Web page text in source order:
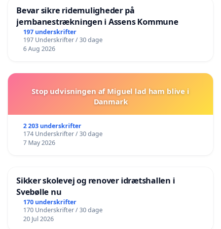
Bevar sikre ridemuligheder på
jernbanestrækningen i Assens Kommune
197 underskrifter
197 Underskrifter / 30 dage
6 Aug 2026
Stop udvisningen af Miguel lad ham blive i
Danmark
2 203 underskrifter
174 Underskrifter / 30 dage
7 May 2026
Sikker skolevej og renover idrætshallen i
Svebølle nu
170 underskrifter
170 Underskrifter / 30 dage
20 Jul 2026